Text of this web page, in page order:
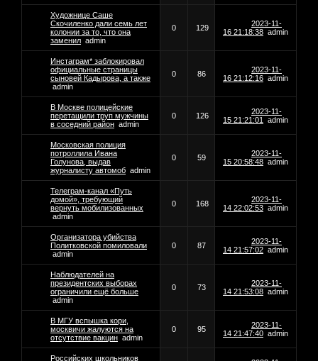
Художнице Саше
Скочиленко дали семь лет
колонии за то, что она
заменил admin
0 129
2023-11-
16 21:18:38 admin
Инстаграм* заблокировал
официальные страницы
сыновей Кадырова, а также
admin
0 86
2023-11-
16 21:12:16 admin
В Москве полицейские
перетащили труп мужчины
в соседний район admin
0 126
2023-11-
15 21:21:01
admin
Московская полиция
потроллила Ивана
Голунова, выдав
журналисту автомоб admin
0 59
2023-11-
15 20:58:48 admin
Телеграм-канал «Путь
домой», требующий
вернуть мобилизованных
admin
0 168
2023-11-
14 22:02:53 admin
Организатора убийства
Политковской помиловали
admin
0 87
2023-11-
14 21:57:02 admin
Наблюдателей на
президентских выборах
ограничили ещё больше
admin
0 73
2023-11-
14 21:53:08 admin
В МГУ вспышка кори,
москвичи жалуются на
отсутствие вакцин admin
0 95
2023-11-
14 21:47:40 admin
Российских школьников